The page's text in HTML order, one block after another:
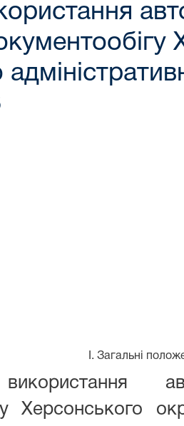
I. Загальні
Херсонського